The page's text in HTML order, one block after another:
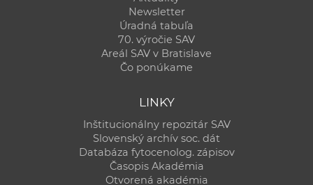
Newsletter
Úradná tabuľa
70. výročie SAV
Areál SAV v Bratislave
Čo ponúkame
LINKY
Inštitucionálny repozitár SAV
Slovenský archív soc. dát
Databáza fytocenolog. zápisov
Časopis Akadémia
Otvorená akadémia